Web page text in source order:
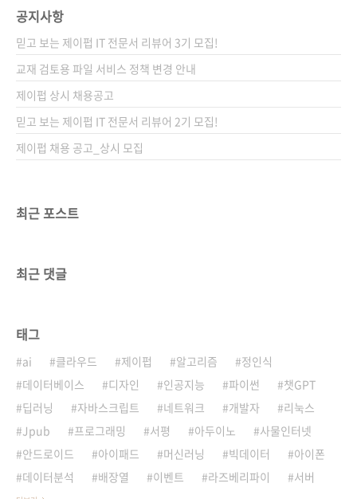
책에서는 단순한 앱을 만들면서 파이썬을 학습
이라는 부분에 초점을 두고 서술했다는 점에서
기존의 책과 다른 접근에 참신한 인상을 받았습
니다. 다만 이 책의 경우 어느 정도 컴퓨터 구조
에 대한 지식을 요하는 만큼 초급자 분들이 읽기
에는 어려울 수 있습니다._베타리더 김종욱(카
이스트) 과학 기..
공지사항
믿고 보는 제이펍 IT 전문서 리뷰어 3기 모집!
교재 검토용 파일 서비스 정책 변경 안내
제이펍 상시 채용공고
믿고 보는 제이펍 IT 전문서 리뷰어 2기 모집!
제이펍 채용 공고_상시 모집
최근 포스트
최근 댓글
태그
ai 클라우드 제이펍 알고리즘
정인식
데이터베이스
디자인 인공지능 파이썬
챗GPT
딥러닝
자바스크립트 네트워크 개발자
리눅스
Jpub
프로그래밍 서평 아두이노
사물인터넷
안드로이드
아이패드 머신러닝 빅데이터
아이폰
데이터분석
배장열 이벤트 라즈베리파이 서버